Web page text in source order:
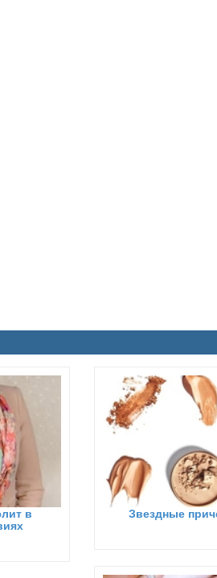
в Звездные